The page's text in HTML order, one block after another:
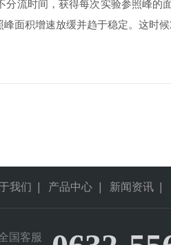
流时间，获得每次实验参照峰
面积增速放缓并趋于稳定。这时
我们 产品中心 新闻资讯
国客服